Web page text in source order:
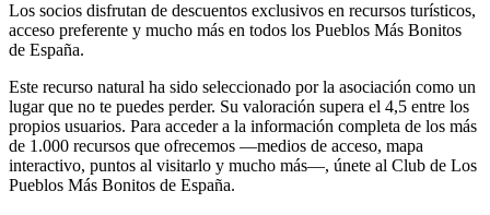
Los socios disfrutan de descuentos exclusivos en recursos turísticos,
acceso preferente y mucho más en todos los Pueblos Más Bonitos
de España.
Este recurso natural ha sido seleccionado por la asociación como un
lugar que no te puedes perder. Su valoración supera el 4,5 entre los
propios usuarios. Para acceder a la información completa de los más
de 1.000 recursos que ofrecemos —medios de acceso, mapa
interactivo, puntos al visitarlo y mucho más—, únete al Club de Los
Pueblos Más Bonitos de España.